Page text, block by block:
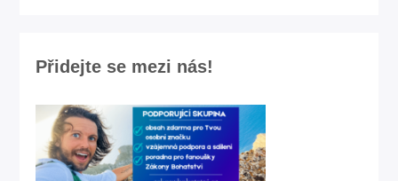
Přidejte se mezi nás!